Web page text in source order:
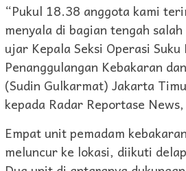
“Pukul 18.38 anggota kami
menyala di bagian tengah
ujar Kepala Seksi Operasi Suku
Penanggulangan Kebakaran
(Sudin Gulkarmat) Jakarta
kepada Radar Reportase
Empat unit pemadam
meluncur ke lokasi, diikuti